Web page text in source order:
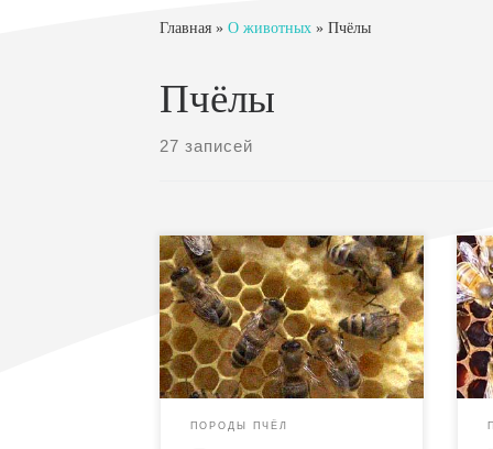
Главная » О животных » Пчёлы
Пчёлы
27 записей
Дальневосточные пчелы на
данном этапе не являются
самостоятельной породой однако
безусловно заслуживают
внимания, так как они
прекрасно приспособлены к
также к условиям бурного взятка
ПОРОДЫ ПЧЁЛ